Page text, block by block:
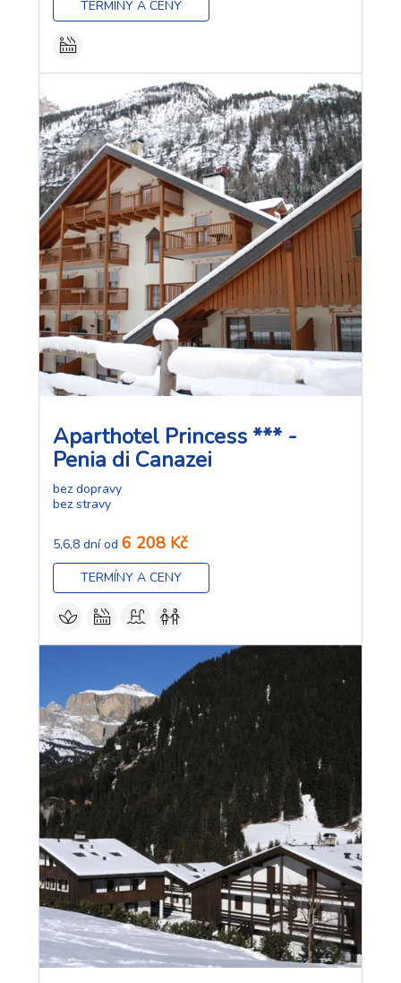
TERMÍNY A CENY
Aparthotel Princess *** -
Penia di Canazei
bez dopravy
bez stravy
5,6,8 dní od 6 208 Kč
TERMÍNY A CENY